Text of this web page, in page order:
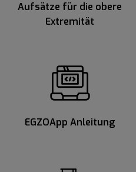
Aufsätze für die obere
Extremität
EGZOApp Anleitung